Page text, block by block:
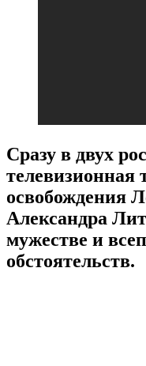
Сразу в двух
телевизионная
освобождения
Александра
мужестве и
обстоятельств.